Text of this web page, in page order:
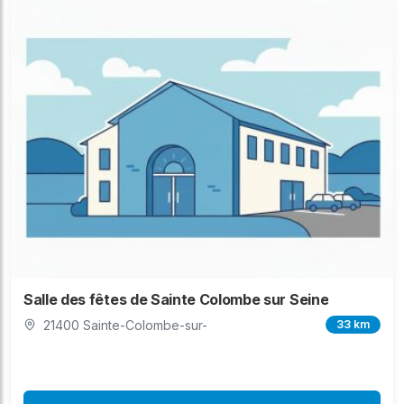
Salle des fêtes de Sainte Colombe sur Seine
21400 Sainte-Colombe-sur- 33 km